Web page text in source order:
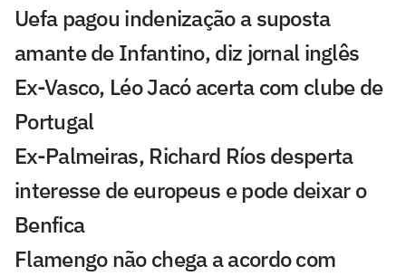
Uefa pagou indenização a suposta
amante de Infantino, diz jornal inglês
Ex-Vasco, Léo Jacó acerta com clube de
Portugal
Ex-Palmeiras, Richard Ríos desperta
interesse de europeus e pode deixar o
Benfica
Flamengo não chega a acordo com